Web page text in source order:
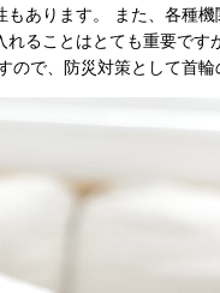
あります。 また、各種
ることはとても重要で
で、防災対策として首